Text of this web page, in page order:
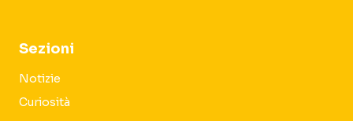
Sezioni
Notizie
Curiosità